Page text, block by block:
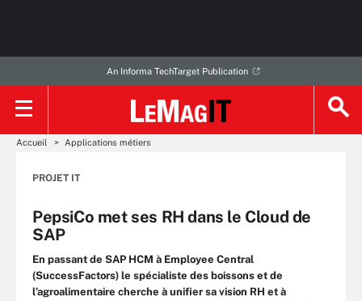
An Informa TechTarget Publication
Accueil Applications métiers
PROJET IT
PepsiCo met ses RH dans le Cloud de
SAP
En passant de SAP HCM à Employee Central
(SuccessFactors) le spécialiste des boissons et de
l’agroalimentaire cherche à unifier sa vision RH et à